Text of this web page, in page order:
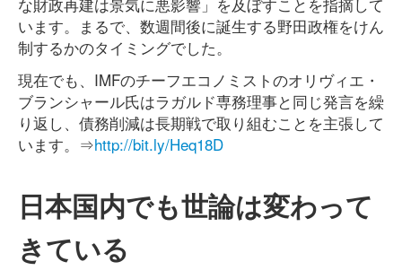
います。まるで、数週間後に誕生する野田政権をけん
制するかのタイミングでした。
現在でも、IMFのチーフエコノミストのオリヴィエ・
ブランシャール氏はラガルド専務理事と同じ発言を繰
り返し、債務削減は長期戦で取り組むことを主張して
います。⇒http://bit.ly/Heq18D
日本国内でも世論は変わって
きている